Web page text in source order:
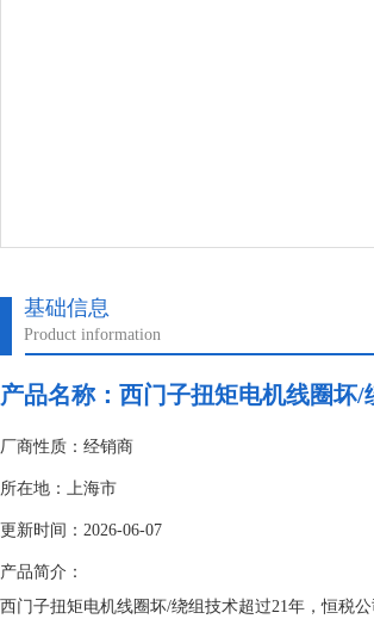
基础信息
Product information
产品名称： 西门子扭矩电机线圈坏/
厂商性质：经销商
所在地：上海市
更新时间：2026-06-07
产品简介：
西门子扭矩电机线圈坏/绕组技术超过21年，恒税